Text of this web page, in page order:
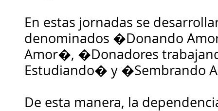
En estas jornadas se
denominados �Donando
Amor�, �Donadores
Estudiando� y �Sembrando
De esta manera, la